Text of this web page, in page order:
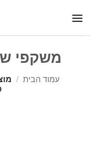
משקפי
עמוד הבית /